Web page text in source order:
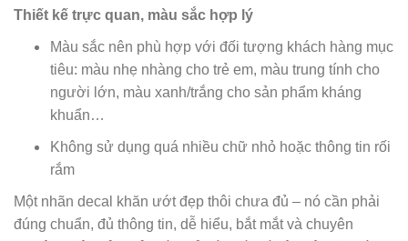
Thiết kế trực quan, màu sắc hợp lý
Màu sắc nên phù hợp với đối tượng khách hàng mục
tiêu: màu nhẹ nhàng cho trẻ em, màu trung tính cho
người lớn, màu xanh/trắng cho sản phẩm kháng
khuẩn…
Không sử dụng quá nhiều chữ nhỏ hoặc thông tin rối
rắm
Một nhãn decal khăn ướt đẹp thôi chưa đủ – nó cần phải
đúng chuẩn, đủ thông tin, dễ hiểu, bắt mắt và chuyên